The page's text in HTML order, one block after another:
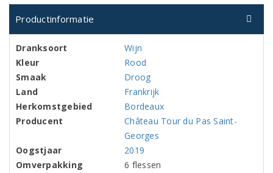
Productinformatie
Dranksoort
Wijn
Kleur
Rood
Smaak
Droog
Land
Frankrijk
Herkomstgebied
Bordeaux
Producent
Château Tour du Pas Saint-
Georges
Oogstjaar
2019
Omverpakking
6 flessen